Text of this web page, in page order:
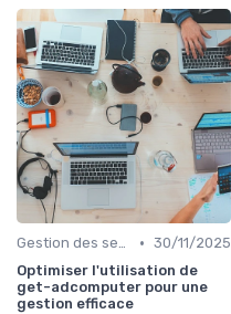
Gestion des serveurs • 30/11/2025
Optimiser l'utilisation de
get-adcomputer pour une
gestion efficace